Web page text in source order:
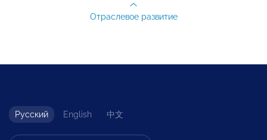
Отраслевое развитие
Русский English 中文